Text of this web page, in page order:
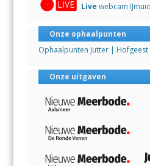
Live webcam
Onze ophaalpunten
Ophaalpunten Jutter | Hofgeest
Onze uitgaven